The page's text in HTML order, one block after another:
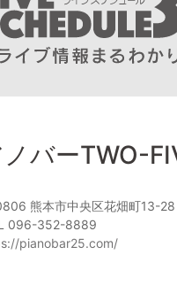
ノバーTWO-
熊本市中央区花畑町13-
096-352-8889
pianobar25.com/